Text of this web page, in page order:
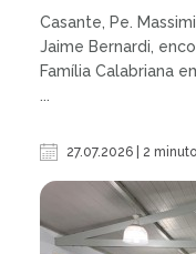
Casante, Pe.
Jaime Bernardi,
Família Calabriana
...
27.07.2026 | 2